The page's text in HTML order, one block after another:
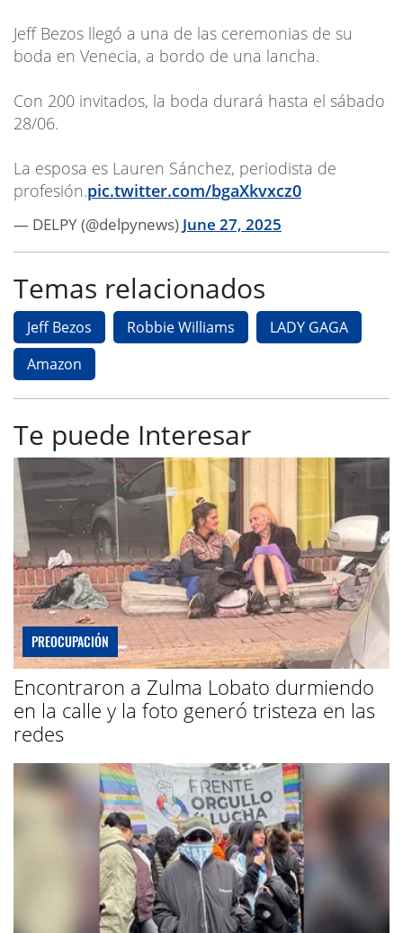
Jeff Bezos llegó a una de las ceremonias de su
boda en Venecia, a bordo de una lancha.
Con 200 invitados, la boda durará hasta el sábado
28/06.
La esposa es Lauren Sánchez, periodista de
profesión.pic.twitter.com/bgaXkvxcz0
— DELPY (@delpynews) June 27, 2025
Temas relacionados
Jeff Bezos Robbie Williams
LADY GAGA
Amazon
Te puede Interesar
PREOCUPACIÓN
Encontraron a Zulma Lobato durmiendo
en la calle y la foto generó tristeza en las
redes